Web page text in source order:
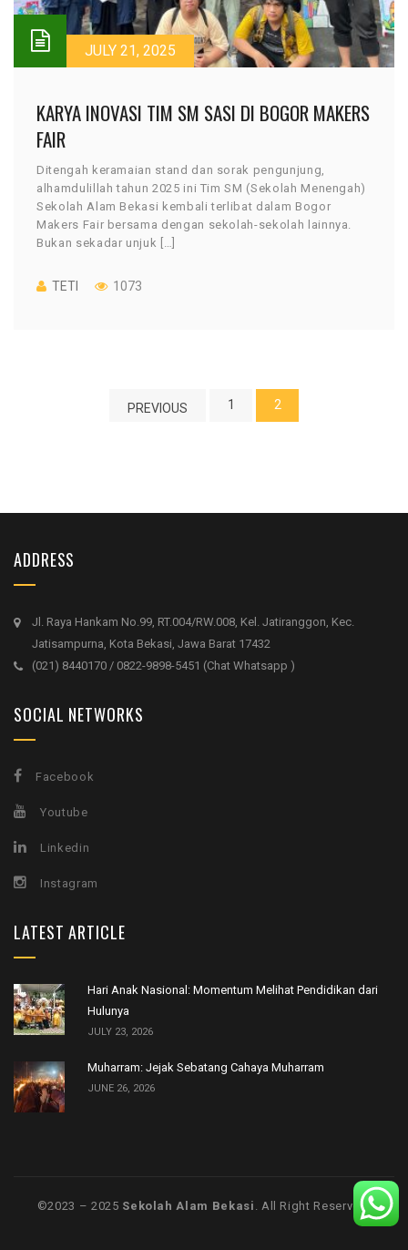
JULY 21, 2025
KARYA INOVASI TIM SM SASI DI BOGOR MAKERS
FAIR
Ditengah keramaian stand dan sorak pengunjung,
alhamdulillah tahun 2025 ini Tim SM (Sekolah Menengah)
Sekolah Alam Bekasi kembali terlibat dalam Bogor
Makers Fair bersama dengan sekolah-sekolah lainnya.
Bukan sekadar unjuk […]
TETI 1073
PREVIOUS 1 2
ADDRESS
Jl. Raya Hankam No.99, RT.004/RW.008, Kel. Jatiranggon, Kec.
Jatisampurna, Kota Bekasi, Jawa Barat 17432
(021) 8440170 / 0822-9898-5451 (Chat Whatsapp )
SOCIAL NETWORKS
Facebook
Youtube
Linkedin
Instagram
LATEST ARTICLE
Hari Anak Nasional: Momentum Melihat Pendidikan dari
Hulunya
JULY 23, 2026
Muharram: Jejak Sebatang Cahaya Muharram
JUNE 26, 2026
©️2023 – 2025 Sekolah Alam Bekasi . All Right Reserved.